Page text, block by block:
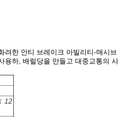
한 안티 브레이크 아빌리티-매시브
용하, 배럴당을 만들고 대중교통의
12